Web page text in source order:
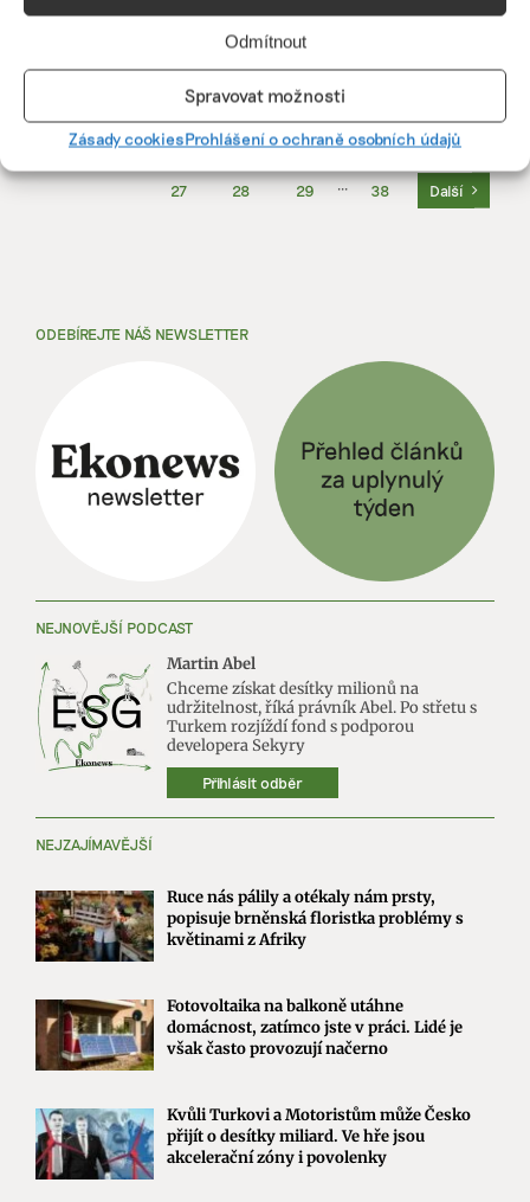
Odmítnout
Spravovat možnosti
Zásady cookiesProhlášení o ochraně osobních údajů
31. srpna 2023 | Byznys
pasy produktů,oblečení,udržitelnost
Předchozí
26
27
28 29 ··· 38 Další
ODEBÍREJTE NÁŠ NEWSLETTER
NEJNOVĚJŠÍ PODCAST
Martin Abel
Chceme získat desítky milionů na
udržitelnost, říká právník Abel. Po střetu s
Turkem rozjíždí fond s podporou
developera Sekyry
Přihlásit odběr
NEJZAJÍMAVĚJŠÍ
Ruce nás pálily a otékaly nám prsty,
popisuje brněnská floristka problémy s
květinami z Afriky
Fotovoltaika na balkoně utáhne
domácnost, zatímco jste v práci. Lidé je
však často provozují načerno
Kvůli Turkovi a Motoristům může Česko
přijít o desítky miliard. Ve hře jsou
akcelerační zóny i povolenky